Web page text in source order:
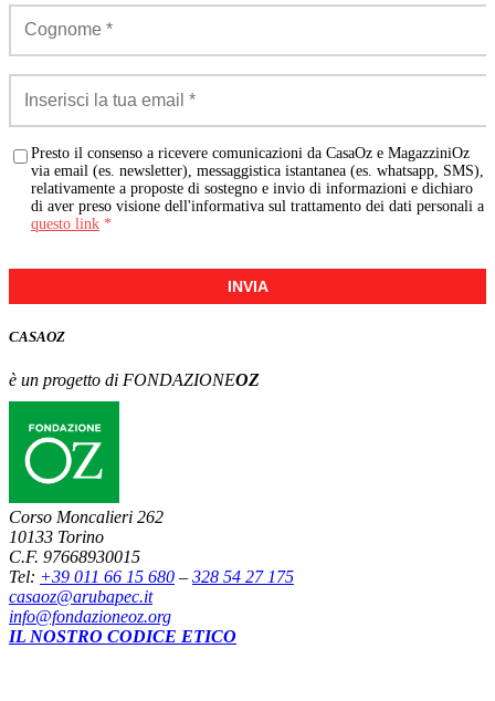
Presto il consenso a ricevere comunicazioni da CasaOz e MagazziniOz
via email (es. newsletter), messaggistica istantanea (es. whatsapp, SMS),
relativamente a proposte di sostegno e invio di informazioni e dichiaro
di aver preso visione dell'informativa sul trattamento dei dati personali a
questo link *
INVIA
CASAOZ
è un progetto di FONDAZIONEOZ
Corso Moncalieri 262
10133 Torino
C.F. 97668930015
Tel: +39 011 66 15 680 – 328 54 27 175
casaoz@arubapec.it
info@fondazioneoz.org
IL NOSTRO CODICE ETICO